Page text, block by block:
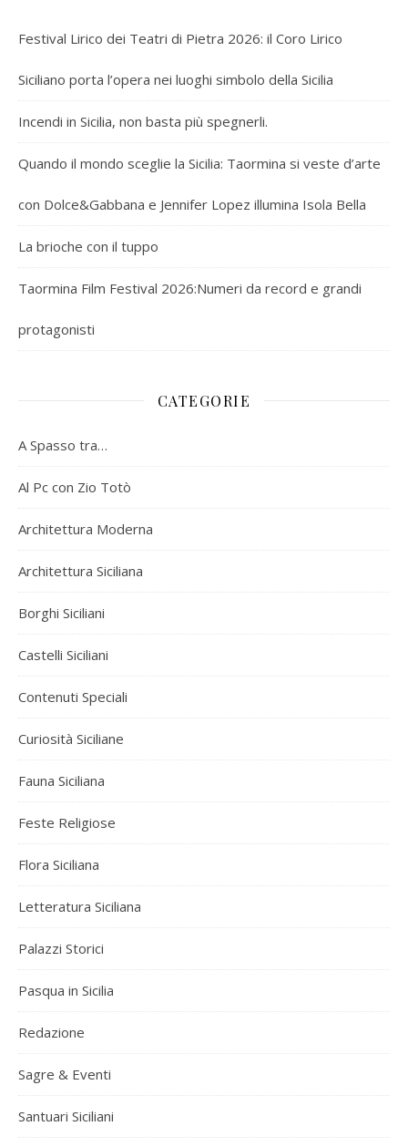
Festival Lirico dei Teatri di Pietra 2026: il Coro Lirico
Siciliano porta l’opera nei luoghi simbolo della Sicilia
Incendi in Sicilia, non basta più spegnerli.
Quando il mondo sceglie la Sicilia: Taormina si veste d’arte
con Dolce&Gabbana e Jennifer Lopez illumina Isola Bella
La brioche con il tuppo
Taormina Film Festival 2026:Numeri da record e grandi
protagonisti
CATEGORIE
A Spasso tra…
Al Pc con Zio Totò
Architettura Moderna
Architettura Siciliana
Borghi Siciliani
Castelli Siciliani
Contenuti Speciali
Curiosità Siciliane
Fauna Siciliana
Feste Religiose
Flora Siciliana
Letteratura Siciliana
Palazzi Storici
Pasqua in Sicilia
Redazione
Sagre & Eventi
Santuari Siciliani